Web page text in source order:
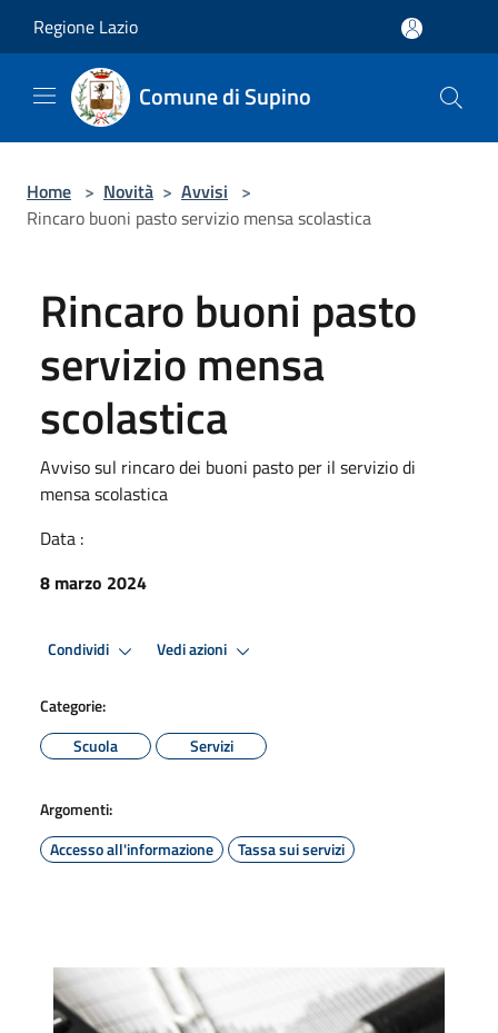
Regione Lazio
Comune di Supino
Home > Novità > Avvisi >
Rincaro buoni pasto servizio mensa scolastica
Rincaro buoni pasto
servizio mensa
scolastica
Avviso sul rincaro dei buoni pasto per il servizio di
mensa scolastica
Data :
8 marzo 2024
Condividi Vedi azioni
Categorie:
Scuola
Servizi
Argomenti:
Accesso all'informazione
Tassa sui servizi